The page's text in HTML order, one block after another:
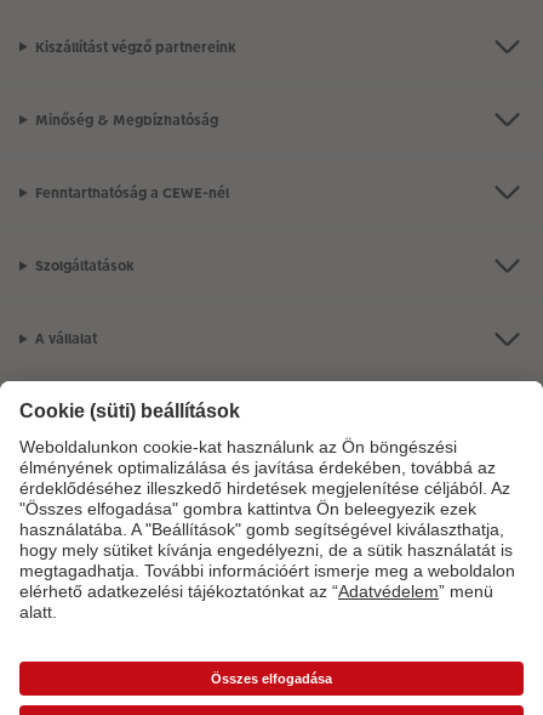
Kiszállítást végző partnereink
Minőség & Megbízhatóság
Fenntarthatóság a CEWE-nél
Szolgáltatások
A vállalat
Termékkínálat
CEWE Fotóvilág
Szolgáltatásainkkal vagy megrendelésével kapcsolatos kérdések esetén
hívjon minket telefonon:06-1-451-1088Hétfő-vasárnap: 8:00–17:00 óráig.